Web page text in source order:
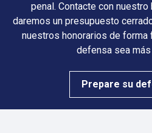
penal. Contacte con
daremos un presupuesto
nuestros honorarios de forma
defensa sea
Prepare su